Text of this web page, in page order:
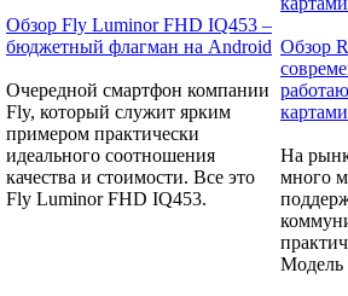
Обзор Fly Luminor FHD IQ453 –
бюджетный флагман на Android
Очередной смартфон компании
Fly, который служит ярким
примером практически
идеального соотношения
качества и стоимости. Все это
Fly Luminor FHD IQ453.
Обзор
картами
На
много
Модель